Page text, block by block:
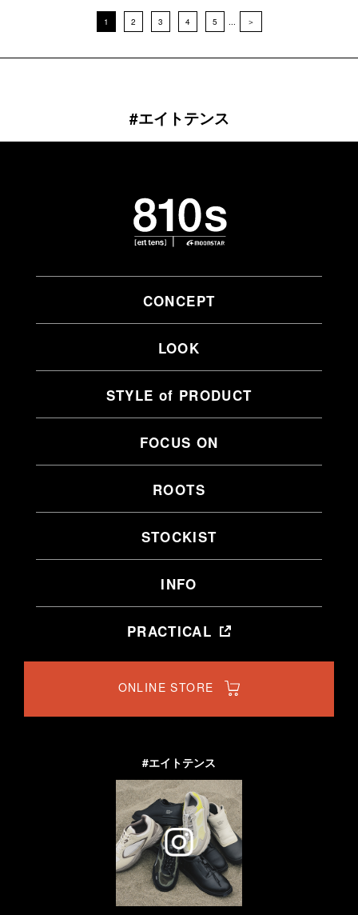
1 2 3 4 5 ... ＞
#エイトテンス
CONCEPT
LOOK
STYLE of PRODUCT
FOCUS ON
ROOTS
STOCKIST
INFO
PRACTICAL
ONLINE STORE
#エイトテンス